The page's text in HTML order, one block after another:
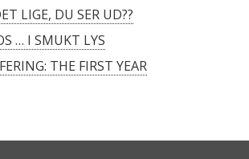
LIGE, DU SER UD??
… I SMUKT LYS
THE FIRST YEAR